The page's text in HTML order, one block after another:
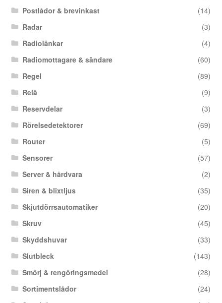
Postlådor & brevinkast
(14)
Radar
(3)
Radiolänkar
(4)
Radiomottagare & sändare
(60)
Regel
(89)
Relä
(9)
Reservdelar
(3)
Rörelsedetektorer
(69)
Router
(5)
Sensorer
(57)
Server & hårdvara
(2)
Siren & blixtljus
(35)
Skjutdörrsautomatiker
(20)
Skruv
(45)
Skyddshuvar
(33)
Slutbleck
(143)
Smörj & rengöringsmedel
(28)
Sortimentslådor
(24)